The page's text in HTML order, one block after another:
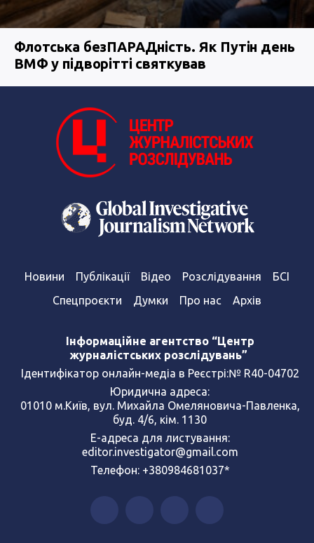
Флотська безПАРАДність. Як Путін день
ВМФ у підворітті святкував
Новини Публікації Відео Розслідування
БСІ
Спецпроєкти
Думки Про нас Архів
Інформаційне агентство “Центр
журналістських розслідувань”
Ідентифікатор онлайн-медіа в Реєстрі:№ R40-04702
Юридична адреса:
01010 м.Київ, вул. Михайла Омеляновича-Павленка,
буд. 4/6, кім. 1130
Е-адреса для листування:
editor.investigator@gmail.com
Телефон: +380984681037*